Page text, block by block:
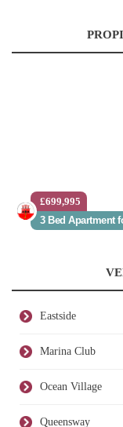
£699,995
3 Bed Apartment
Eastside
Marina Club
Ocean Village
Queensway